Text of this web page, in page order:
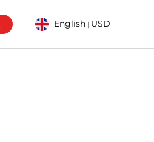
English | USD